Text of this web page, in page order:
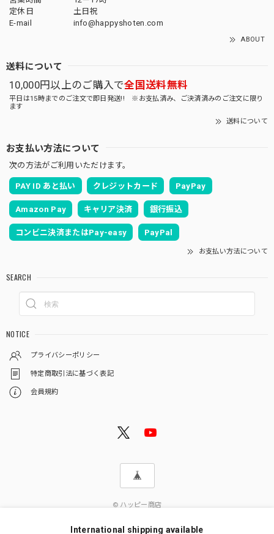
定休日
土日祝
E-mail
info@happyshoten.com
ABOUT
送料について
10,000円以上のご購入で全国送料無料
平日は15時までのご注文で即日発送!! ※お支払済み、ご決済済みのご注文に限り
ます
送料について
お支払い方法について
次の方法がご利用いただけます。
PAY ID あと払い クレジットカード PayPay
Amazon Pay キャリア決済 銀行振込
コンビニ決済またはPay-easy PayPal
お支払い方法について
SEARCH
NOTICE
プライバシーポリシー
特定商取引法に基づく表記
会員規約
© ハッピー商店
International shipping available